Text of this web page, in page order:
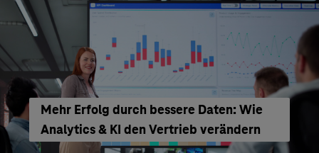
Mehr Erfolg durch bessere Daten: Wie
Analytics & KI den Vertrieb verändern